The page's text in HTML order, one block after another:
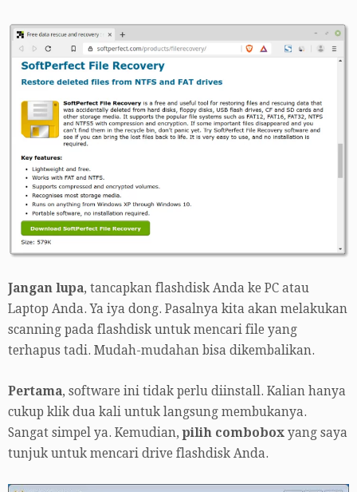
Jangan lupa, tancapkan flashdisk Anda ke PC atau
Laptop Anda. Ya iya dong. Pasalnya kita akan melakukan
scanning pada flashdisk untuk mencari file yang
terhapus tadi. Mudah-mudahan bisa dikembalikan.
Pertama, software ini tidak perlu diinstall. Kalian hanya
cukup klik dua kali untuk langsung membukanya.
Sangat simpel ya. Kemudian,pilih combobox yang saya
tunjuk untuk mencari drive flashdisk Anda.